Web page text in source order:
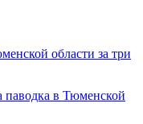
области за три
паводка в Тюменской